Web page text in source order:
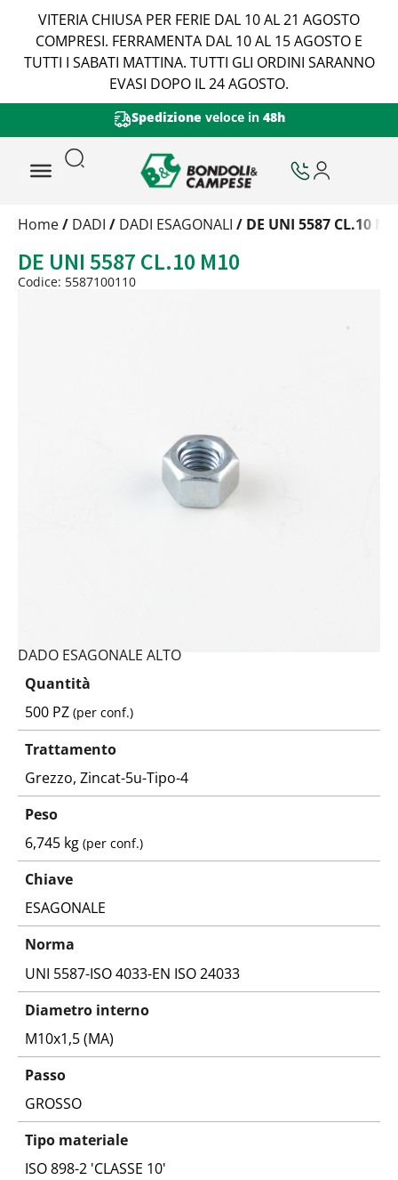
VITERIA CHIUSA PER FERIE DAL 10 AL 21 AGOSTO
COMPRESI. FERRAMENTA DAL 10 AL 15 AGOSTO E
TUTTI I SABATI MATTINA. TUTTI GLI ORDINI SARANNO
EVASI DOPO IL 24 AGOSTO.
Spedizione veloce in 48h
Trattamento
Peso
Quantità
Home/ DADI / DADI ESAGONALI / DE UNI 5587 CL.10
DE UNI 5587 CL.10 M10
Codice: 5587100110
DADO ESAGONALE ALTO
Quantità
500 PZ(per conf.)
Trattamento
Grezzo, Zincat-5u-Tipo-4
Peso
6,745 kg(per conf.)
Chiave
ESAGONALE
Norma
UNI 5587-ISO 4033-EN ISO 24033
Diametro interno
M10x1,5 (MA)
Passo
GROSSO
Tipo materiale
ISO 898-2 'CLASSE 10'